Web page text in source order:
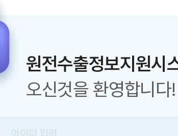
원전수출정보지원시
오신것을 환영합니다!